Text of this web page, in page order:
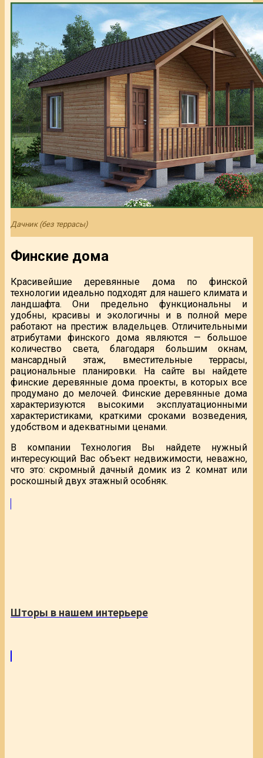
Дачник (без террасы)
Финские дома
Красивейшие деревянные дома по финской
технологии идеально подходят для нашего климата и
ландшафта. Они предельно функциональны и
удобны, красивы и экологичны и в полной мере
работают на престиж владельцев. Отличительными
атрибутами финского дома являются — большое
количество света, благодаря большим окнам,
мансардный этаж, вместительные террасы,
рациональные планировки. На сайте вы найдете
финские деревянные дома проекты, в которых все
продумано до мелочей. Финские деревянные дома
характеризуются высокими эксплуатационными
характеристиками, краткими сроками возведения,
удобством и адекватными ценами.
В компании Технология Вы найдете нужный
интересующий Вас объект недвижимости, неважно,
что это: скромный дачный домик из 2 комнат или
роскошный двух этажный особняк.
Шторы в нашем интерьере